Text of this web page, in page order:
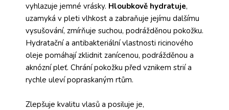
vyhlazuje jemné vrásky. Hloubkově hydratuje,
uzamyká v pleti vlhkost a zabraňuje jejímu dalšímu
vysušování, zmírňuje suchou, podrážděnou pokožku.
Hydratační a antibakteriální vlastnosti ricinového
oleje pomáhají zklidnit zanícenou, podrážděnou a
aknózní pleť. Chrání pokožku před vznikem strií a
rychle uleví popraskaným rtům.
Zlepšuje kvalitu vlasů a posiluje je,